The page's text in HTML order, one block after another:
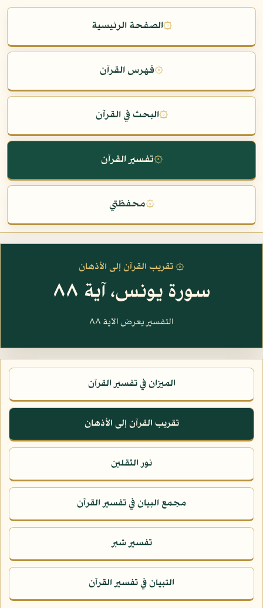
۞الصفحة الرئيسية
۞فهرس القرآن
۞البحث في القرآن
۞تفسير القرآن
۞محفظتي
۞ تقريب القرآن إلى الأذهان
سورة يونس، آية ٨٨
التفسير يعرض الآية ٨٨
الميزان في تفسير القرآن
تقريب القرآن إلى الأذهان
نور الثقلين
مجمع البيان في تفسير القرآن
تفسير شبر
التبيان في تفسير القرآن